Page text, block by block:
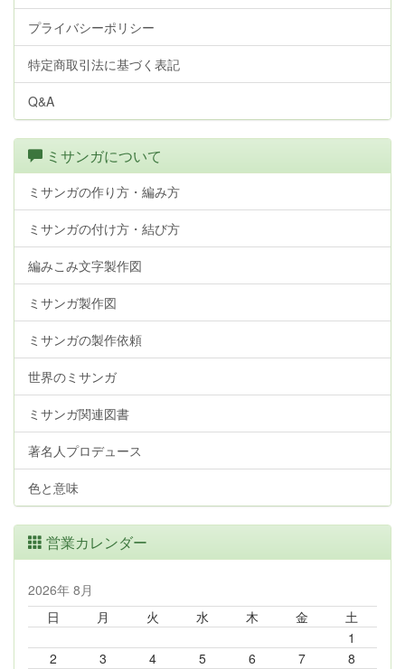
プライバシーポリシー
特定商取引法に基づく表記
Q&A
ミサンガについて
ミサンガの作り方・編み方
ミサンガの付け方・結び方
編みこみ文字製作図
ミサンガ製作図
ミサンガの製作依頼
世界のミサンガ
ミサンガ関連図書
著名人プロデュース
色と意味
営業カレンダー
2026年 8月
日
月 火 水 木 金
土
1
2
3 4 5 6 7
8